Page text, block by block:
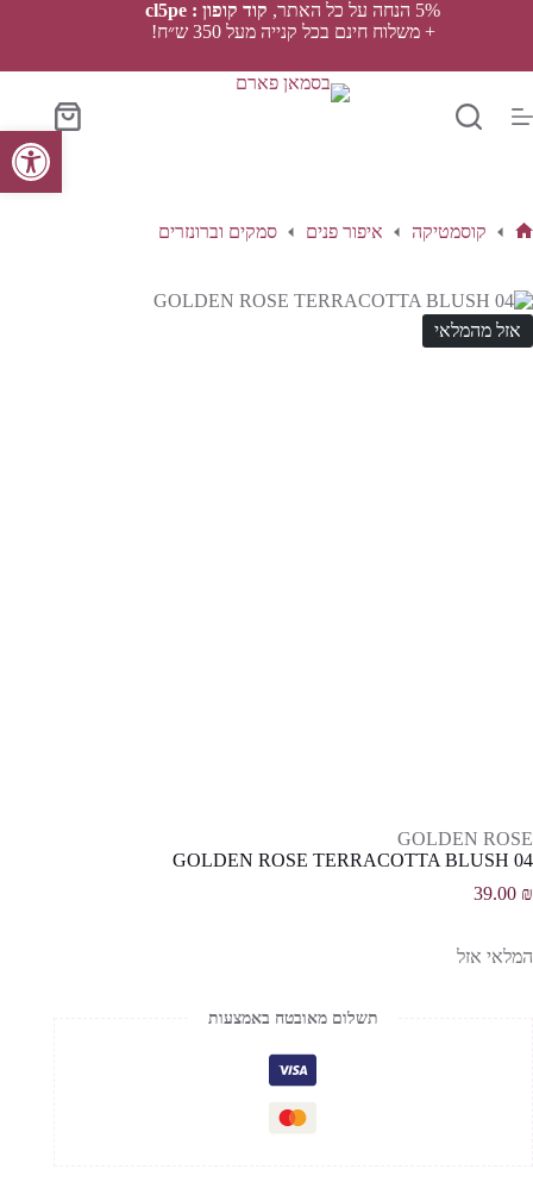
פתח סרגל נגישות
5% הנחה על כל האתר,
קוד קופון : cl5pe
+ משלוח חינם בכל קנייה מעל 350 ש״ח!
סל
הקניות
קוסמטיקה איפור פנים סמקים וברונזרים
אזל מהמלאי
GOLDEN ROSE
GOLDEN ROSE TERRACOTTA BLUSH 04
39.00 ₪
המלאי אזל
תשלום מאובטח באמצעות